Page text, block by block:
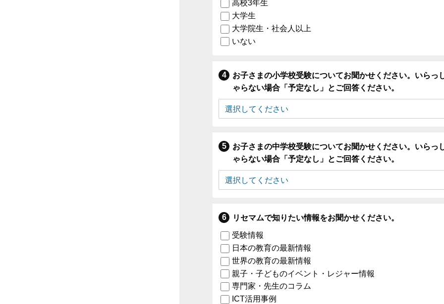
高校3年生
大学生
大学院生・社会人以上
いない
お子さまの小学校受験についてお聞かせください。いらっ
ゃらない場合「予定なし」とご回答ください。
お子さまの中学校受験についてお聞かせください。いらっ
ゃらない場合「予定なし」とご回答ください。
リセマムで知りたい情報をお聞かせください。
受験情報
日本の教育の最新情報
世界の教育の最新情報
親子・子どものイベント・レジャー情報
専門家・先生のコラム
ICT活用事例